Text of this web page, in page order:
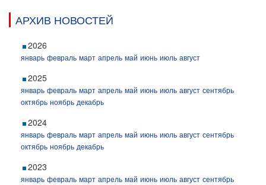
АРХИВ НОВОСТЕЙ
2026
январь февраль март апрель май июнь июль август
2025
январь февраль март апрель май июнь июль август сентябрь
октябрь ноябрь декабрь
2024
январь февраль март апрель май июнь июль август сентябрь
октябрь ноябрь декабрь
2023
январь февраль март апрель май июнь июль август сентябрь